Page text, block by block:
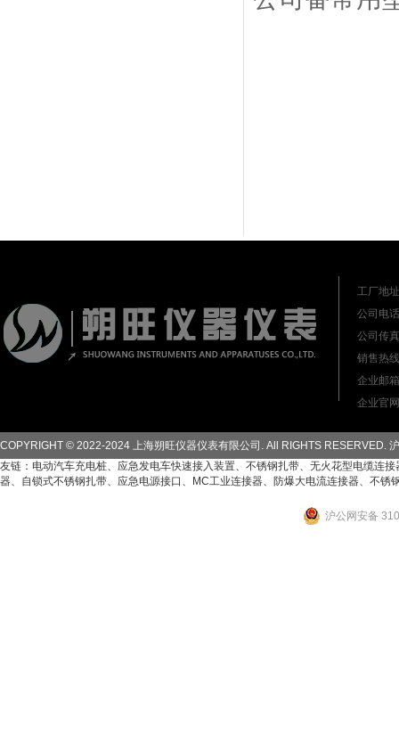
工厂地
公司电
公司传
销售热
企业邮
企业官
COPYRIGHT © 2022-2024 上海朔旺仪器仪表有限公司. All RIGHTS RESERVED.
友链： 电动汽车充电桩、 应急发电车快速接入装置、 不锈钢扎带、 无火花型电缆连接
器、 自锁式不锈钢扎带、 应急电源接口 、 MC工业连接器、 防爆大电流连接器、 不锈
沪公网安备